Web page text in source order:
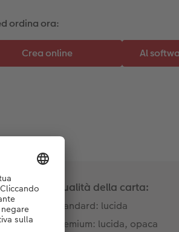
ordina ora:
Qualità della carta:
Standard: lucida
Premium: lucida, opaca